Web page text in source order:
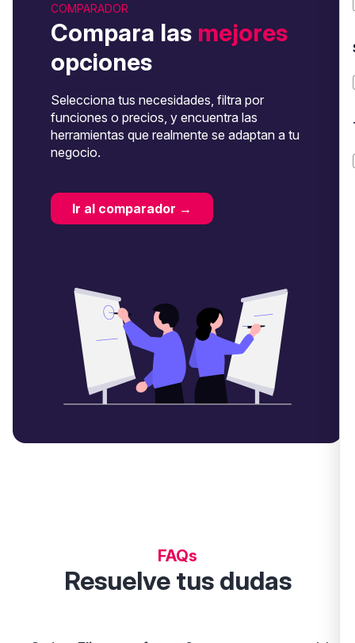
COMPARADOR
Compara las mejores
opciones
Selecciona tus necesidades, filtra por
funciones o precios, y encuentra las
herramientas que realmente se adaptan a tu
negocio.
Ir al comparador →
FAQs
Resuelve tus dudas